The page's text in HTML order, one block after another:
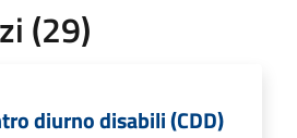
(29)
diurno disabili (CDD)